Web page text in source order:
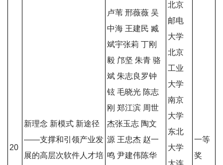
20
新理念 新模式 新途径
——支撑和引领产业发
展的高层次软件人才培
卢苇 邢薇薇 吴
中海 王建民 臧
斌宇张莉 丁刚
毅 邝坚 朱青 骆
斌 朱志良罗钟
铉 毛晓光 陈志
刚 郑江滨 周世
杰张玉志 陶文
源 王忠杰 赵一
鸣 尹建伟陈华
北京
邮电
大学
北京
工业
大学
南京
大学
东北
大学
大连
一等
奖